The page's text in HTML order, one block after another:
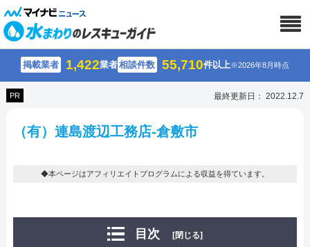
掲載業者 1,422業者相談件数 55,710件以上※2026年8月時点
PR 最終更新日： 2022.12.7
（有）連島渡辺工務店-倉敷市
◆本ページはアフィリエイトプログラムによる収益を得ています。
目次 [閉じる]